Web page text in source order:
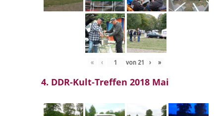
« ‹ von 21 › »
4. DDR-Kult-Treffen 2018 Mai